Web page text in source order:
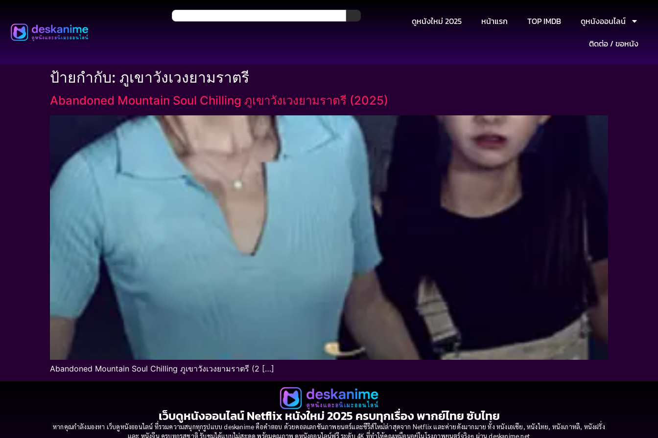
ดูหนังใหม่ 2025 หน้าแรก TOP IMDB
ดูหนังออนไลน์
ติดต่อ / ขอหนัง
ป้ายกำกับ: ภูเขาวังเวงยามราตรี
Abandoned Mountain Soul Chilling ภูเขาวังเวงยามราตรี (2025)
Abandoned Mountain Soul Chilling ภูเขาวังเวงยามราตรี (2 […]
เว็บดูหนังออนไลน์ Netflix หนังใหม่ 2025 ครบทุกเรื่อง พากย์ไทย ซับไทย
หากคุณกำลังมองหา เว็บดูหนังออนไลน์ ที่รวมความสนุกทุกรูปแบบ deskanime คือคำตอบ ด้วยคอลเลกชันภาพยนตร์และซีรีส์ใหม่ล่าสุดจาก Netflix และค่ายดังมากมาย ทั้ง หนังเอเชีย, หนังไทย, หนังเกาหลี, หนังฝรั่ง
และ หนังจีน ครบทุกรสชาติ รับชมได้แบบไม่สะดุด พร้อมคุณภาพ ดูหนังออนไลน์ฟรี ระดับ 4K ที่ทำให้คุณเหมือนอยู่ในโรงภาพยนตร์จริงๆ ผ่าน deskanime.net